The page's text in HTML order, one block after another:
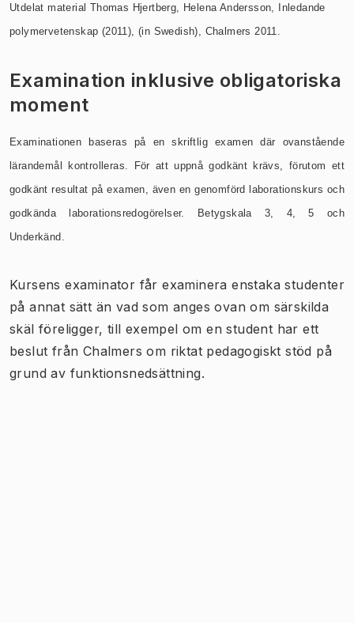
Utdelat material Thomas Hjertberg, Helena Andersson, Inledande
polymervetenskap (2011), (in Swedish), Chalmers 2011.
Examination inklusive obligatoriska
moment
Examinationen baseras på en skriftlig examen där ovanstående
lärandemål kontrolleras. För att uppnå godkänt krävs, förutom ett
godkänt resultat på examen, även en genomförd laborationskurs och
godkända laborationsredogörelser. Betygskala 3, 4, 5 och
Underkänd.
Kursens examinator får examinera enstaka studenter
på annat sätt än vad som anges ovan om särskilda
skäl föreligger, till exempel om en student har ett
beslut från Chalmers om riktat pedagogiskt stöd på
grund av funktionsnedsättning.